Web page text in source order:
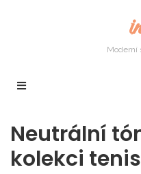
Moderní
Neutrální
kolekci